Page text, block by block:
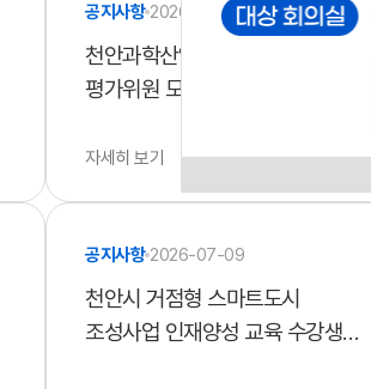
공지사항 2026-07-31
천안과학산업진흥원 지원사업
평가위원 모집 공고
자세히 보기
공지사항 2026-07-09
천안시 거점형 스마트도시
조성사업 인재양성 교육 수강생